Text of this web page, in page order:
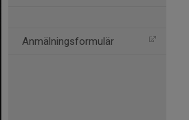
Anmälningsformulär